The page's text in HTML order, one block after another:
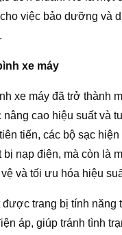
việc bảo dưỡng và
xe máy
xe máy đã trở thành
nâng cao hiệu suất và
tiến, các bộ sạc hiện
nạp điện, mà còn là
và tối ưu hóa hiệu
trang bị tính năng
áp, giúp tránh tình